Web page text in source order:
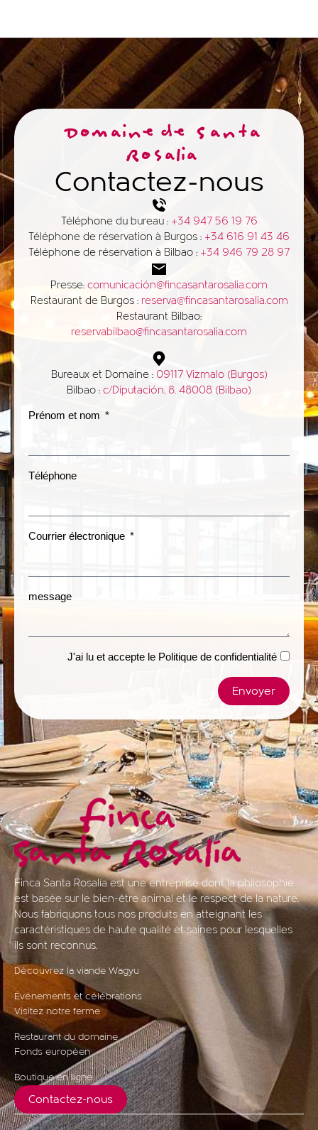
Domaine de Santa
Rosalia
Contactez-nous
Téléphone du bureau : +34 947 56 19 76
Téléphone de réservation à Burgos : +34 616 91 43 46
Téléphone de réservation à Bilbao : +34 946 79 28 97
Presse: comunicación@fincasantarosalia.com
Restaurant de Burgos : reserva@fincasantarosalia.com
Restaurant Bilbao:
reservabilbao@fincasantarosalia.com
Bureaux et Domaine : 09117 Vizmalo (Burgos)
Bilbao : c/Diputación, 8. 48008 (Bilbao)
Prénom et nom
Téléphone
Courrier électronique
message
J'ai lu et accepte le Politique de confidentialité
Envoyer
Finca Santa Rosalía est une entreprise dont la philosophie
est basée sur le bien-être animal et le respect de la nature.
Nous fabriquons tous nos produits en atteignant les
caractéristiques de haute qualité et saines pour lesquelles
ils sont reconnus.
Découvrez la viande Wagyu
Événements et célébrations
Visitez notre ferme
Restaurant du domaine
Fonds européen
Boutique en ligne
Contactez-nous